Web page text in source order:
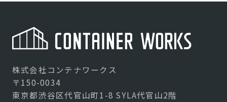
株式会社コンテナワークス
〒150-0034
東京都渋谷区代官山町1-8 SYLA代官山2階